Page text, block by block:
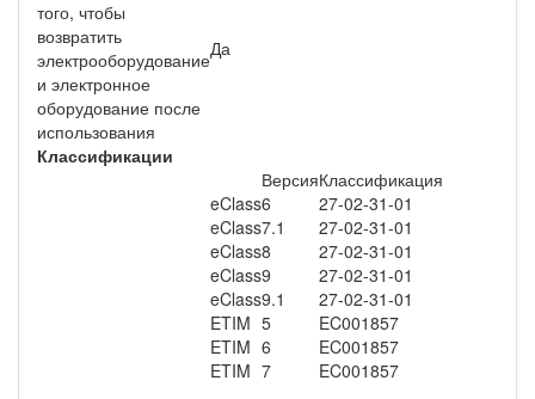
того, чтобы
возвратить
электрооборудование
и электронное
оборудование после
использования
Да
Классификации
ВерсияКлассификация
eClass6
27-02-31-01
eClass7.1
27-02-31-01
eClass8
27-02-31-01
eClass9
27-02-31-01
eClass9.1
27-02-31-01
ETIM 5
EC001857
ETIM 6
EC001857
ETIM 7 EC001857